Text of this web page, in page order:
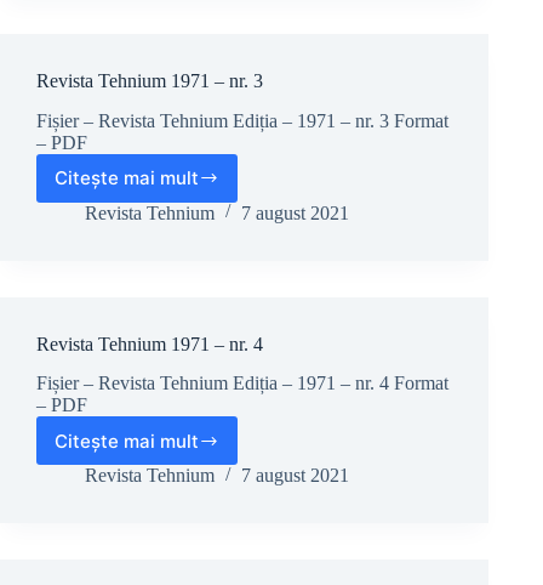
Revista Tehnium 1971 – nr. 3
Fișier – Revista Tehnium Ediția – 1971 – nr. 3 Format
– PDF
Citește mai mult
Revista
Tehnium
Revista Tehnium 7 august 2021
Revista Tehnium 1971 – nr. 4
Fișier – Revista Tehnium Ediția – 1971 – nr. 4 Format
– PDF
Citește mai mult
Revista
Tehnium
Revista Tehnium 7 august 2021